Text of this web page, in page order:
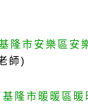
隆市安樂區安
師)
隆市暖暖區暖